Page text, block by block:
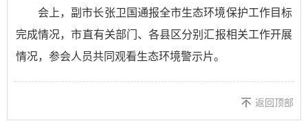
会上，副市长张卫国通报全市生态环境保护工作目标
完成情况，市直有关部门、各县区分别汇报相关工作开展
情况，参会人员共同观看生态环境警示片。
返回顶部